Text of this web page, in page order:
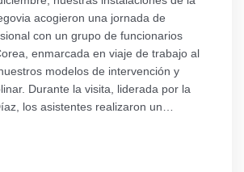
acogieron una jornada de
con un grupo de funcionarios
enmarcada en viaje de trabajo al
modelos de intervención y
Durante la visita, liderada por la
los asistentes realizaron un…